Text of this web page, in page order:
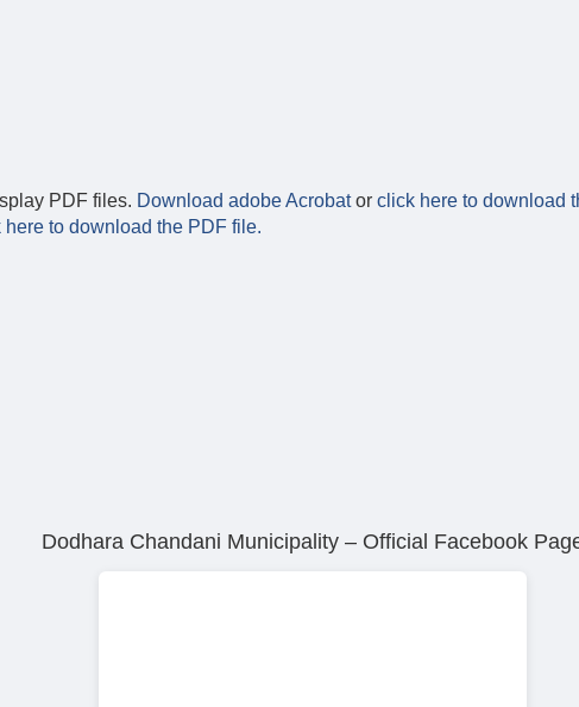
PDF files. Download adobe Acrobator click here to download
here to download the PDF file.
Dodhara Chandani Municipality – Official Facebook